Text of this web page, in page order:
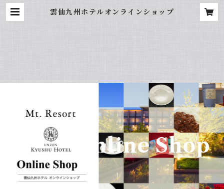
雲仙九州ホテルオンラインショップ
Online Shop